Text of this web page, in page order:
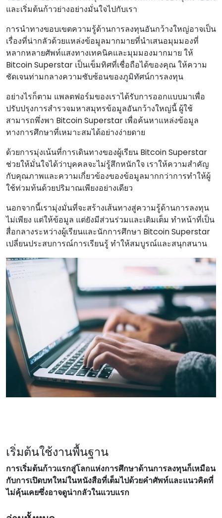
และเริ่มต้นก้าวย่างอย่างมั่นใจไปกับเรา
การนําทางขอบเขตความรู้ด้านการลงทุนอันกว้างใหญ่อาจเป็น
เรื่องที่น่ากลัวด้วยแหล่งข้อมูลมากมายที่นําเสนอมุมมองที่
หลากหลายศัพท์แสงทางเทคนิคและมุมมองมากมาย ให้
Bitcoin Superstar เป็นเข็มทิศที่เชื่อถือได้ของคุณ ให้ความ
ชัดเจนท่ามกลางความซับซ้อนของภูมิทัศน์การลงทุน
อย่างไรก็ตาม แพลตฟอร์มของเราได้รับการออกแบบมาเพื่อ
ปรับปรุงการสํารวจมหาสมุทรข้อมูลอันกว้างใหญ่นี้ ผู้ใช้
สามารถพึ่งพา Bitcoin Superstar เพื่อค้นหาแหล่งข้อมูล
ทางการศึกษาที่เหมาะสมได้อย่างง่ายดาย
ด้วยการมุ่งเน้นที่การเดินทางของผู้เรียน Bitcoin Superstar
ช่วยให้มั่นใจได้ว่าบุคคลจะไม่รู้สึกหนักใจ เราให้ความสําคัญ
กับคุณภาพและความเกี่ยวข้องของข้อมูลมากกว่าการทําให้ผู้
ใช้ท่วมท้นด้วยปริมาณเพียงอย่างเดียว
นอกจากนี้เรามุ่งมั่นที่จะสร้างเส้นทางสู่ความรู้ด้านการลงทุน
ไม่เพียง แต่ให้ข้อมูล แต่ยังมีส่วนร่วมและเติมเต็ม ทําหน้าที่เป็น
สื่อกลางระหว่างผู้เรียนและนักการศึกษา Bitcoin Superstar
เปลี่ยนประสบการณ์การเรียนรู้ ทําให้สมบูรณ์และสนุกสนาน
เริ่มต้นใช้งานพื้นฐาน
การเริ่มต้นก้าวแรกสู่โลกแห่งการศึกษาด้านการลงทุนก็เหมือน
กับการเปิดบทใหม่ในหนังสือที่เต็มไปด้วยคําศัพท์และแนวคิดที่
ไม่คุ้นเคยซึ่งอาจดูน่ากลัวในแวบแรก